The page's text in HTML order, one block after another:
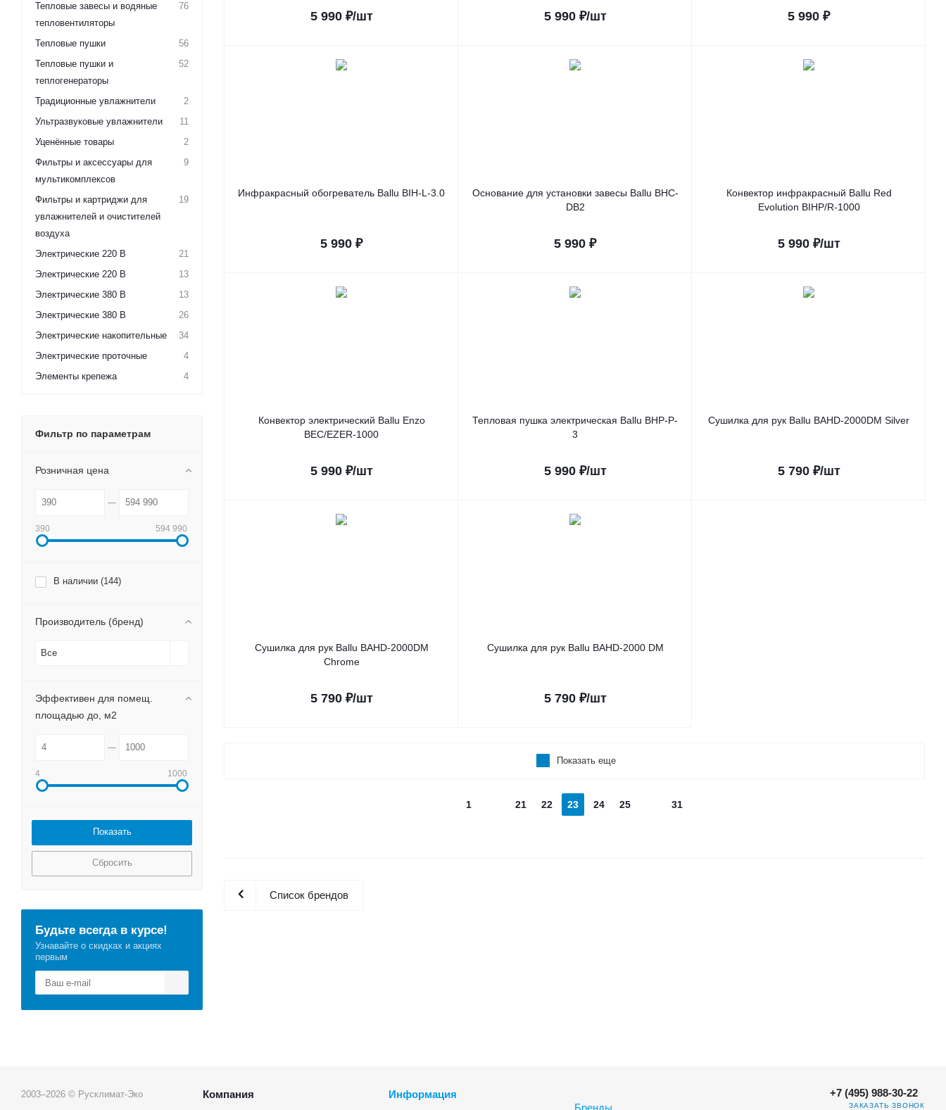
5 990₽/шт 5 990₽/шт 5 990 ₽
Инфракрасный обогреватель Ballu BIH-L-3.0
5 990 ₽
Основание для установки завесы Ballu BHC-
DB2
5 990 ₽
Конвектор инфракрасный Ballu Red
Evolution BIHP/R-1000
5 990₽/шт
Конвектор электрический Ballu Enzo
BEC/EZER-1000
5 990₽/шт
Тепловая пушка электрическая Ballu BHP-P-
3
5 990₽/шт
Сушилка для рук Ballu BAHD-2000DM Silver
5 790₽/шт
Сушилка для рук Ballu BAHD-2000DM
Chrome
5 790₽/шт
Сушилка для рук Ballu BAHD-2000 DM
5 790₽/шт
Показать еще
1 21 22 23 24 25 31
Список брендов
Тепловые завесы и водяные
тепловентиляторы
76
Тепловые пушки
56
Тепловые пушки и
теплогенераторы
52
Традиционные увлажнители
2
Ультразвуковые увлажнители
11
Уценённые товары
2
Фильтры и аксессуары для
мультикомплексов
9
Фильтры и картриджи для
увлажнителей и очистителей
воздуха
19
Электрические 220 В
21
Электрические 220 В
13
Электрические 380 В
13
Электрические 380 В
26
Электрические накопительные
34
Электрические проточные
4
Элементы крепежа
4
Фильтр по параметрам
Розничная цена
390 594 990
В наличии (144)
Производитель (бренд)
Все
Эффективен для помещ.
площадью до, м2
4 1000
Сбросить
Будьте всегда в курсе!
Узнавайте о скидках и акциях
первым
2003–2026 © Русклимат-Эко Компания
Информация
Бренды
+7 (495) 988-30-22
ЗАКАЗАТЬ ЗВОНОК